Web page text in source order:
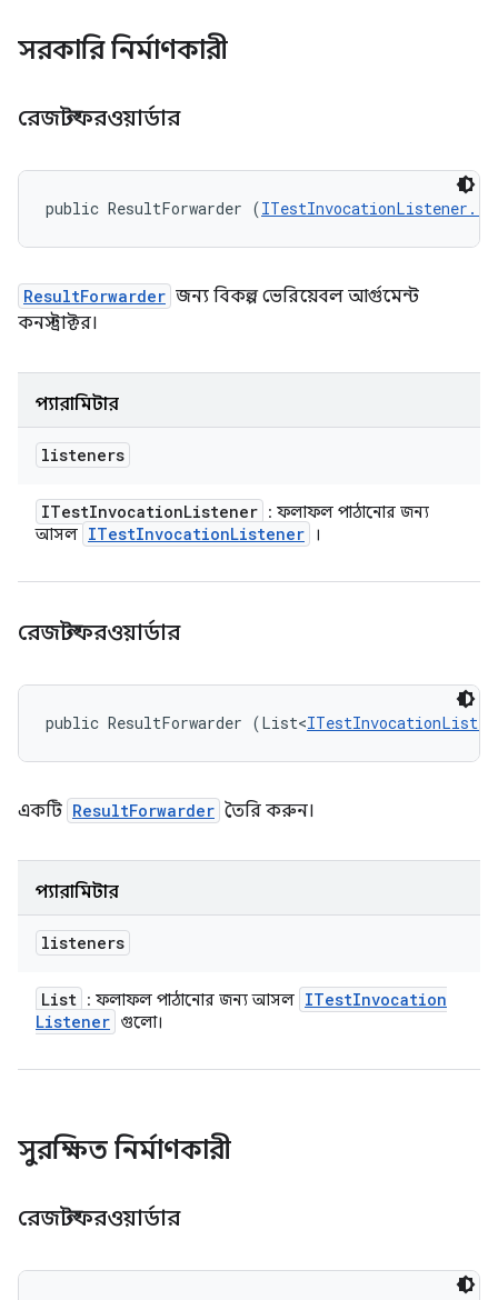
সরকারি নির্মাণকারী
রেজাল্টফরওয়ার্ডার
public ResultForwarder (ITestInvocationListener...
ResultForwarder জন্য বিকল্প ভেরিয়েবল আর্গুমেন্ট
কনস্ট্রাক্টর।
প্যারামিটার
listeners
ITestInvocationListener : ফলাফল পাঠানোর জন্য
আসল ITestInvocationListener ।
রেজাল্টফরওয়ার্ডার
public ResultForwarder (List<
একটি ResultForwarder তৈরি করুন।
প্যারামিটার
listeners
List : ফলাফল পাঠানোর জন্য আসল ITestInvocation
Listener গুলো।
সুরক্ষিত নির্মাণকারী
রেজাল্টফরওয়ার্ডার